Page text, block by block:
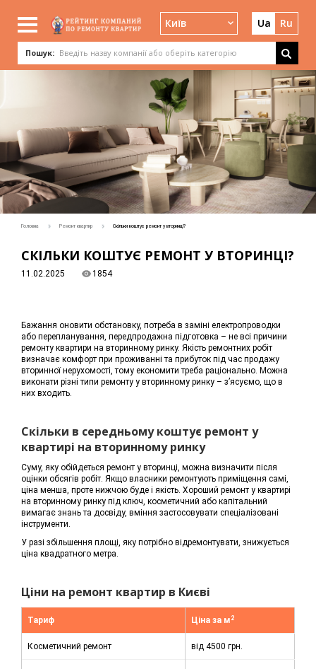
Київ Ua Ru
Пошук:
Головна Ремонт квартир Скільки коштує ремонт у вторинці?
СКІЛЬКИ КОШТУЄ РЕМОНТ У ВТОРИНЦІ?
11.02.2025 1854
Бажання оновити обстановку, потреба в заміні електропроводки
або перепланування, передпродажна підготовка – не всі причини
ремонту квартири на вторинному ринку. Якість ремонтних робіт
визначає комфорт при проживанні та прибуток під час продажу
вторинної нерухомості, тому економити треба раціонально. Можна
виконати різні типи ремонту у вторинному ринку – з’ясуємо, що в
них входить.
Скільки в середньому коштує ремонт у
квартирі на вторинному ринку
Суму, яку обійдеться ремонт у вторинці, можна визначити після
оцінки обсягів робіт. Якщо власники ремонтують приміщення самі,
ціна менша, проте нижчою буде і якість. Хороший ремонт у квартирі
на вторинному ринку під ключ, косметичний або капітальний
вимагає знань та досвіду, вміння застосовувати спеціалізовані
інструменти.
У разі збільшення площі, яку потрібно відремонтувати, знижується
ціна квадратного метра.
Ціни на ремонт квартир в Києві
Тариф Ціна за м 2
Косметичний ремонт від 4500 грн.